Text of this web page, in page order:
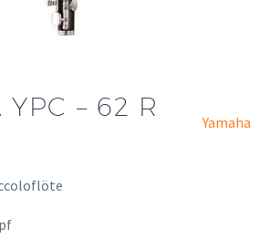
– 62 R
Yamaha